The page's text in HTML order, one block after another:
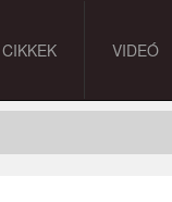
CIKKEK VIDEÓ